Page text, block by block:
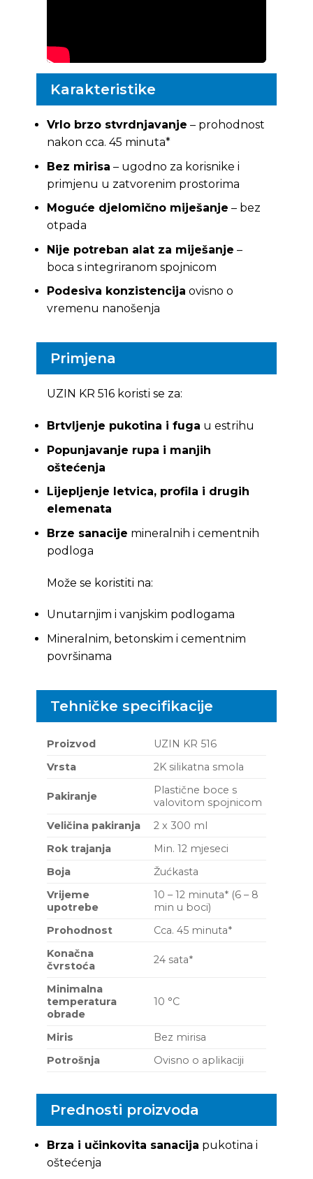
Karakteristike
Vrlo brzo stvrdnjavanje – prohodnost
nakon cca. 45 minuta*
Bez mirisa – ugodno za korisnike i
primjenu u zatvorenim prostorima
Moguće djelomično miješanje – bez
otpada
Nije potreban alat za miješanje –
boca s integriranom spojnicom
Podesiva konzistencija ovisno o
vremenu nanošenja
Primjena
UZIN KR 516 koristi se za:
Brtvljenje pukotina i fuga u estrihu
Popunjavanje rupa i manjih
oštećenja
Lijepljenje letvica, profila i drugih
elemenata
Brze sanacije mineralnih i cementnih
podloga
Može se koristiti na:
Unutarnjim i vanjskim podlogama
Mineralnim, betonskim i cementnim
površinama
Tehničke specifikacije
Proizvod
UZIN KR 516
Vrsta
2K silikatna smola
Pakiranje
Plastične boce s
valovitom spojnicom
Veličina pakiranja
2 x 300 ml
Rok trajanja
Min. 12 mjeseci
Boja
Žućkasta
Vrijeme
upotrebe
10 – 12 minuta* (6 – 8
min u boci)
Prohodnost
Cca. 45 minuta*
Konačna
čvrstoća
24 sata*
Minimalna
temperatura
obrade
10 °C
Miris
Bez mirisa
Potrošnja
Ovisno o aplikaciji
Prednosti proizvoda
Brza i učinkovita sanacija pukotina i
oštećenja